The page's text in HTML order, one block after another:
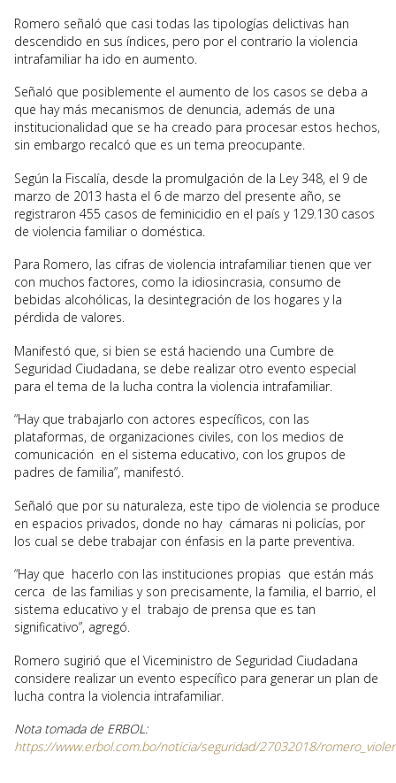
Romero señaló que casi todas las tipologías delictivas han
descendido en sus índices, pero por el contrario la violencia
intrafamiliar ha ido en aumento.
Señaló que posiblemente el aumento de los casos se deba a
que hay más mecanismos de denuncia, además de una
institucionalidad que se ha creado para procesar estos hechos,
sin embargo recalcó que es un tema preocupante.
Según la Fiscalía, desde la promulgación de la Ley 348, el 9 de
marzo de 2013 hasta el 6 de marzo del presente año, se
registraron 455 casos de feminicidio en el país y 129.130 casos
de violencia familiar o doméstica.
Para Romero, las cifras de violencia intrafamiliar tienen que ver
con muchos factores, como la idiosincrasia, consumo de
bebidas alcohólicas, la desintegración de los hogares y la
pérdida de valores.
Manifestó que, si bien se está haciendo una Cumbre de
Seguridad Ciudadana, se debe realizar otro evento especial
para el tema de la lucha contra la violencia intrafamiliar.
“Hay que trabajarlo con actores específicos, con las
plataformas, de organizaciones civiles, con los medios de
comunicación en el sistema educativo, con los grupos de
padres de familia”, manifestó.
Señaló que por su naturaleza, este tipo de violencia se produce
en espacios privados, donde no hay cámaras ni policías, por
los cual se debe trabajar con énfasis en la parte preventiva.
“Hay que hacerlo con las instituciones propias que están más
cerca de las familias y son precisamente, la familia, el barrio, el
sistema educativo y el trabajo de prensa que es tan
significativo”, agregó.
Romero sugirió que el Viceministro de Seguridad Ciudadana
considere realizar un evento específico para generar un plan de
lucha contra la violencia intrafamiliar.
Nota tomada de ERBOL:
https://www.erbol.com.bo/noticia/seguridad/27032018/